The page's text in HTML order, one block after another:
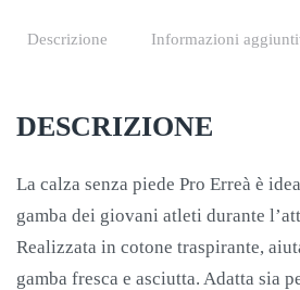
Descrizione Informazioni
DESCRIZIONE
La calza senza piede Pro Erreà è
gamba dei giovani atleti durante
Realizzata in cotone traspirante,
gamba fresca e asciutta. Adatta sia